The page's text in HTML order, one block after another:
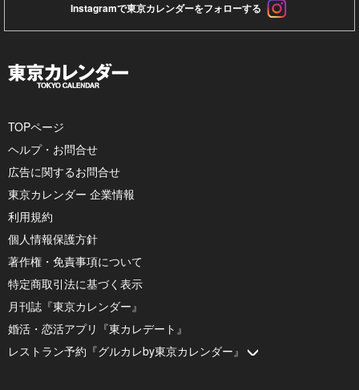
Instagramで東京カレンダーをフォローする
TOPページ
ヘルプ・お問合せ
広告に関するお問合せ
東京カレンダー 企業情報
利用規約
個人情報保護方針
著作権・免責事項について
特定商取引法に基づく表示
月刊誌『東京カレンダー』
婚活・恋活アプリ『東カレデート』
レストラン予約『グルカレby東京カレンダー』